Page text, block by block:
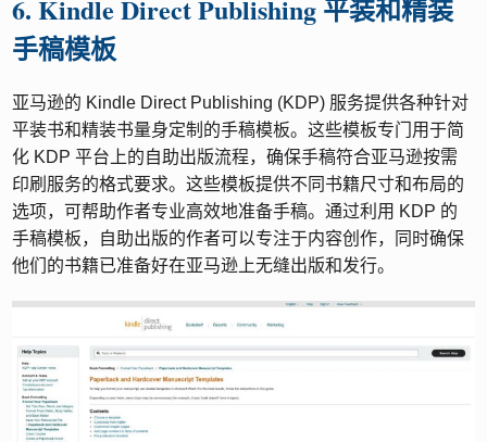
6. Kindle Direct Publishing 平装和精装
手稿模板
亚马逊的 Kindle Direct Publishing (KDP) 服务提供各种针对
平装书和精装书量身定制的手稿模板。这些模板专门用于简
化 KDP 平台上的自助出版流程，确保手稿符合亚马逊按需
印刷服务的格式要求。这些模板提供不同书籍尺寸和布局的
选项，可帮助作者专业高效地准备手稿。通过利用 KDP 的
手稿模板，自助出版的作者可以专注于内容创作，同时确保
他们的书籍已准备好在亚马逊上无缝出版和发行。